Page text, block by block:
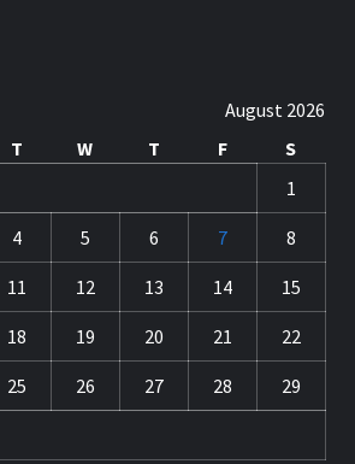
August 2026
T W T F
S
1
4 5 6 7 8
11 12 13 14 15
18 19 20 21 22
25 26 27 28 29